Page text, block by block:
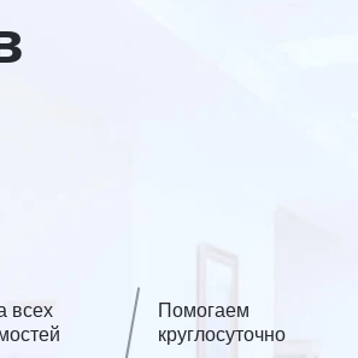
всех
Помогаем
круглосуточно